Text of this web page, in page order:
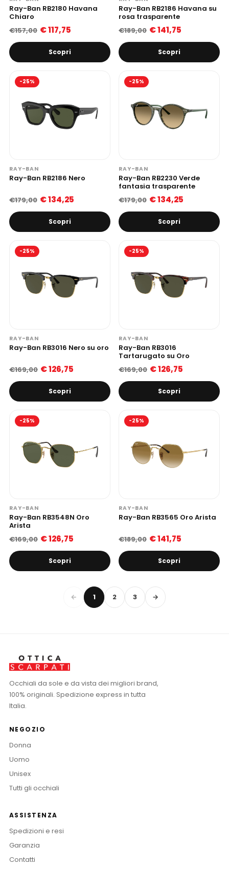
Ray-Ban RB2180 Havana
Chiaro
€157,00 € 117,75
Scopri
Ray-Ban RB2186 Havana su
rosa trasparente
€189,00 € 141,75
Scopri
-25%
RAY-BAN
Ray-Ban RB2186 Nero
€179,00 € 134,25
Scopri
-25%
RAY-BAN
Ray-Ban RB2230 Verde
fantasia trasparente
€179,00 € 134,25
Scopri
-25%
RAY-BAN
Ray-Ban RB3016 Nero su oro
€169,00 € 126,75
Scopri
-25%
RAY-BAN
Ray-Ban RB3016
Tartarugato su Oro
€169,00 € 126,75
Scopri
-25%
RAY-BAN
Ray-Ban RB3548N Oro
Arista
€169,00 € 126,75
Scopri
-25%
RAY-BAN
Ray-Ban RB3565 Oro Arista
€189,00 € 141,75
Scopri
← 1 2 3 →
Occhiali da sole e da vista dei migliori brand,
100% originali. Spedizione express in tutta
Italia.
NEGOZIO
Donna
Uomo
Unisex
Tutti gli occhiali
ASSISTENZA
Spedizioni e resi
Garanzia
Contatti